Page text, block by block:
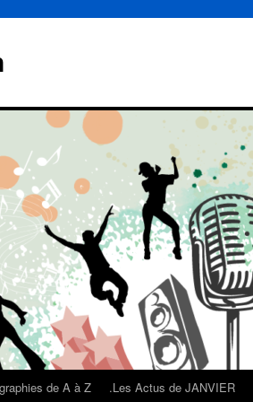
de A à Z .Les Actus de JANVIER